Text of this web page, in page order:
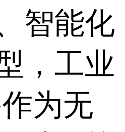
智能化
，工业
为无